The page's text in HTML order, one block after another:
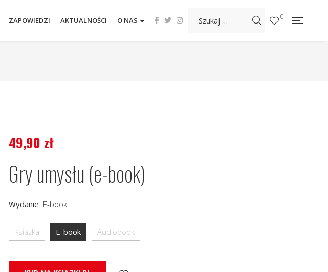
ZAPOWIEDZI AKTUALNOŚCI O NAS 0
49,90 zł
Gry umysłu (e-book)
Wydanie: E-book
Książka E-book Audiobook